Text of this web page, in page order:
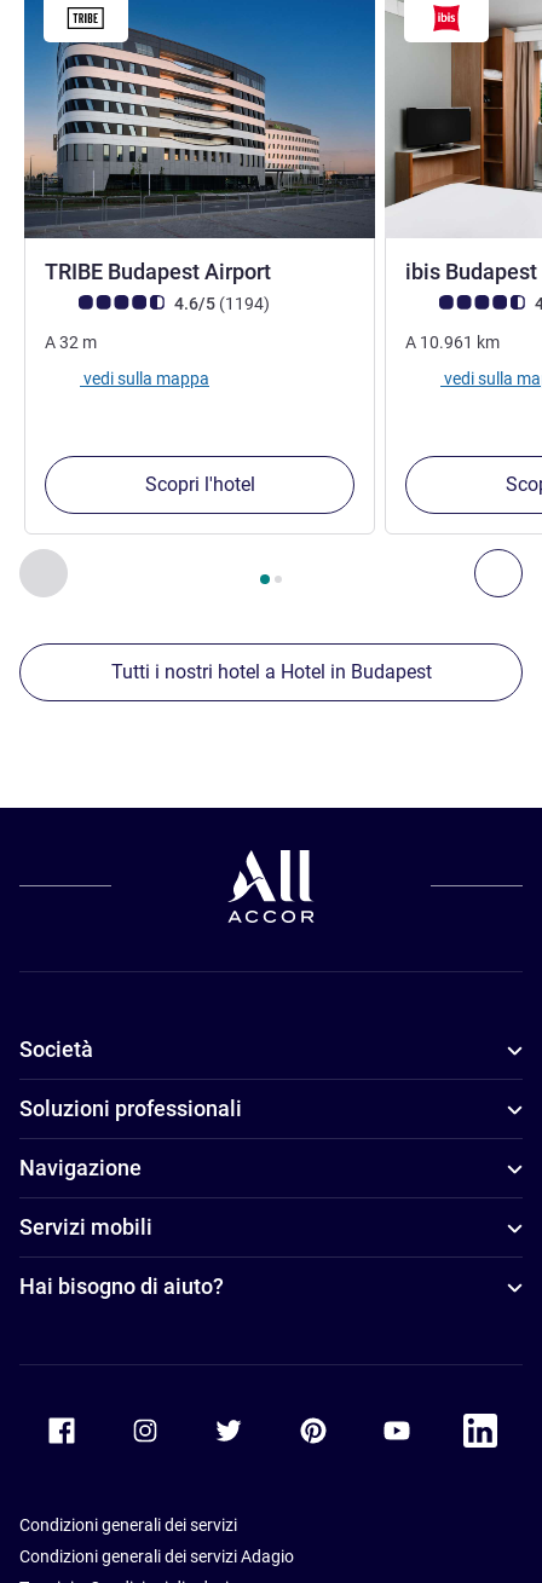
Precedente - Nostre ulteriori strutture nelle vicinanze
Pagina , Nostre ulteriori strutture nelle vicinanze 1 :,
TRIBE Budapest Airport
Giudizio clienti (Valutazione ALL)
4.6/5 (1194recensioni
)
A32 m
vedi sulla mappa
Scopri l'hotel
ibis
Giudizio clienti
A 10.961 km
vedi sulla
Tutti i nostri hotel a Hotel in Budapest
Società
Soluzioni professionali
Navigazione
Servizi mobili
Hai bisogno di aiuto?
Accor Youtube
Accor
Condizioni generali dei servizi
Condizioni generali dei servizi Adagio